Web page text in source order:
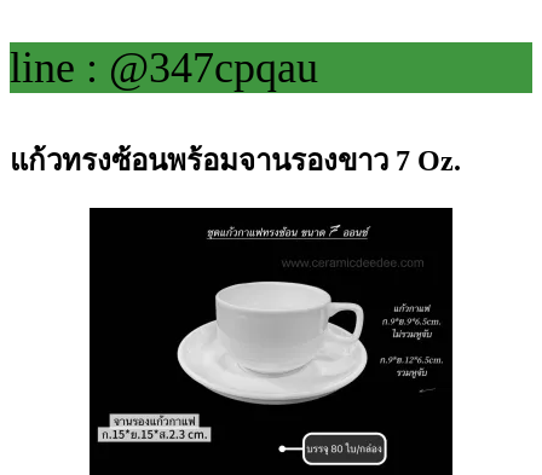
line : @347cpqau
แก้วทรงซ้อนพร้อมจานรองขาว 7 Oz.